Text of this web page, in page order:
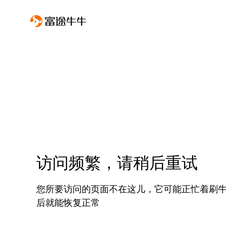
访问频繁，请稍后重试
您所要访问的页面不在这儿，它可能正忙着刷
后就能恢复正常